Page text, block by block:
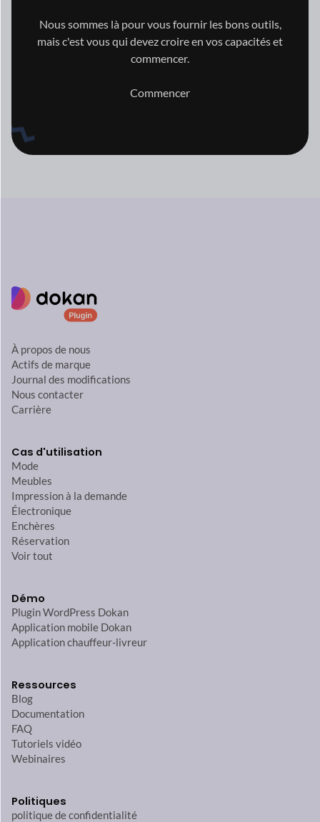
Nous sommes là pour vous fournir les bons outils,
mais c'est vous qui devez croire en vos capacités et
commencer.
Commencer
À propos de nous
Actifs de marque
Journal des modifications
Nous contacter
Carrière
Cas d'utilisation
Mode
Meubles
Impression à la demande
Électronique
Enchères
Réservation
Voir tout
Démo
Plugin WordPress Dokan
Application mobile Dokan
Application chauffeur-livreur
Ressources
Blog
Documentation
FAQ
Tutoriels vidéo
Webinaires
Politiques
politique de confidentialité